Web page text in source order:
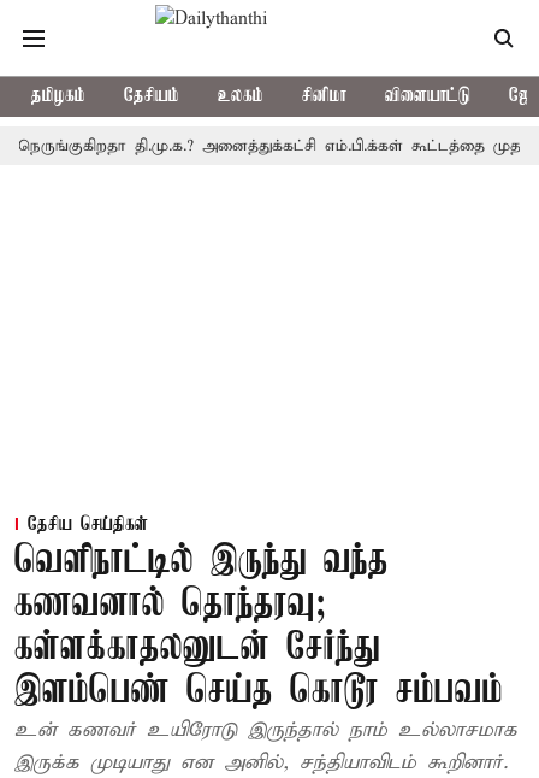
தமிழகம் தேசியம் உலகம் சினிமா விளையாட்டு
தி.மு.க.? அனைத்துக்கட்சி எம்.பி.க்கள் கூட்டத்தை முதல்-
தேசிய செய்திகள்
வெளிநாட்டில் இருந்து வந்த
கணவனால் தொந்தரவு;
கள்ளக்காதலனுடன் சேர்ந்து
இளம்பெண் செய்த கொடூர சம்பவம்
உன் கணவர் உயிரோடு இருந்தால் நாம் உல்லாசமாக
இருக்க முடியாது என அனில், சந்தியாவிடம் கூறினார்.